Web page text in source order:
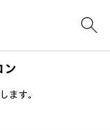
ン
ます。